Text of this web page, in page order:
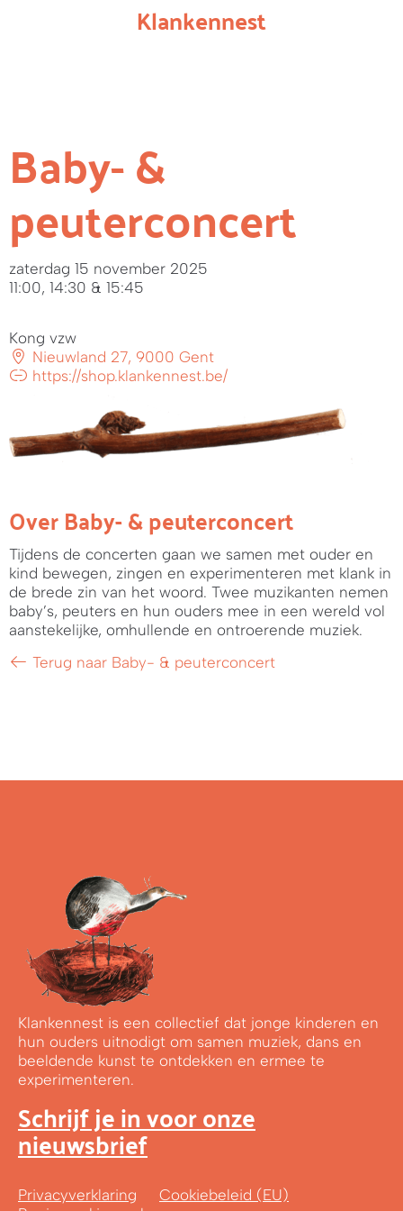
Klankennest
Baby- &
peuterconcert
zaterdag 15 november 2025
11:00, 14:30 & 15:45
Kong vzw
Nieuwland 27, 9000 Gent
https://shop.klankennest.be/
Over Baby- & peuterconcert
Tijdens de concerten gaan we samen met ouder en
kind bewegen, zingen en experimenteren met klank in
de brede zin van het woord. Twee muzikanten nemen
baby’s, peuters en hun ouders mee in een wereld vol
aanstekelijke, omhullende en ontroerende muziek.
Terug naar Baby- & peuterconcert
Klankennest is een collectief dat jonge kinderen en
hun ouders uitnodigt om samen muziek, dans en
beeldende kunst te ontdekken en ermee te
experimenteren.
Schrijf je in voor onze
nieuwsbrief
Privacyverklaring
Cookiebeleid (EU)